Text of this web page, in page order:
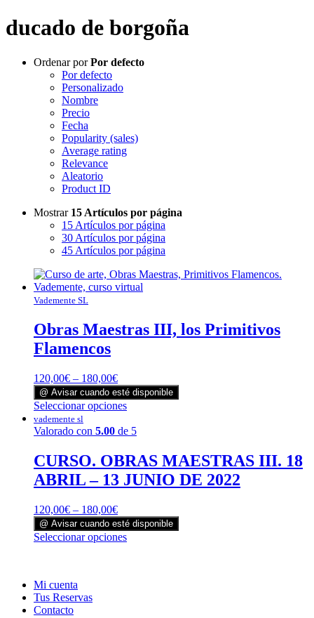
ducado de borgoña
Ordenar porPor defecto
Por defecto
Personalizado
Nombre
Precio
Fecha
Popularity (sales)
Average rating
Relevance
Aleatorio
Product ID
Mostrar 15 Artículos por página
15 Artículos por página
30 Artículos por página
45 Artículos por página
Vademente SL
Obras Maestras III, los Primitivos
Flamencos
120,00€ – 180,00€
@ Avisar cuando esté disponible
Seleccionar opcionesEste
tiene
variantes.
Las
opciones
elegir
en
la
vademente sl
Valorado con 5.00 de 5
CURSO. OBRAS MAESTRAS III. 18
ABRIL – 13 JUNIO DE 2022
120,00€ – 180,00€
@ Avisar cuando esté disponible
Seleccionar opcionesEste
Mi cuenta
Tus Reservas
Contacto